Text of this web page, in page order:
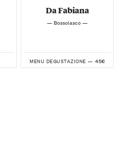
Da Fabiana
— Bossolasco —
MENU DEGUSTAZIONE — 45€